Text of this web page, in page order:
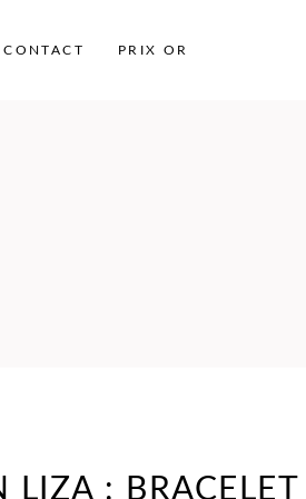
CONTACT PRIX OR
LIZA : BRACELET